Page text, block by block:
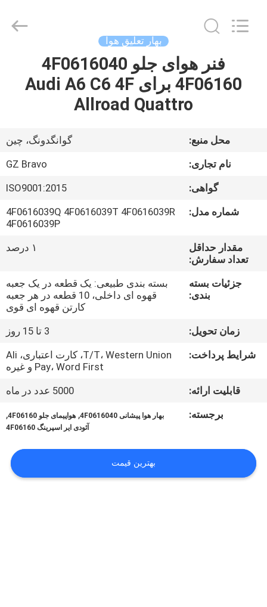
صفحه
اصلی
درباره
کارخانه
کنترل
ما
بگیرید
نقل
قول
supplier.
Copyright
بهار تعلیق هوا
فنر هوای جلو 4F0616040
4F06160 برای Audi A6 C6 4F
Allroad Quattro
محل منبع:
گوانگدونگ، چین
نام تجاری:
GZ Bravo
گواهی:
ISO9001:2015
شماره مدل:
4F0616039Q 4F0616039T 4F0616039R
4F0616039P
مقدار حداقل
تعداد سفارش:
۱ درصد
جزئیات بسته
بندی:
بسته بندی طبیعی: یک قطعه در یک جعبه
قهوه ای داخلی، 10 قطعه در هر جعبه
کارتن قهوه ای قوی
زمان تحویل:
3 تا 15 روز
شرایط پرداخت:
T/T، Western Union، کارت اعتباری، Ali
Pay، Word First و غیره
قابلیت ارائه:
5000 عدد در ماه
برجسته:
بهار هوا پیشانی 4F0616040 , هواپیمای جلو 4F06160 ,
آئودی ایر اسپرینگ 4F06160
بهترین قیمت